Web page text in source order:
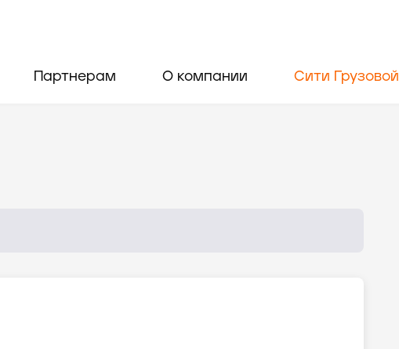
Партнерам О компании Сити Грузовой